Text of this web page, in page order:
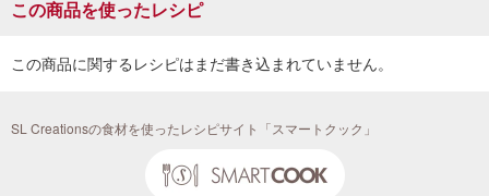
この商品を使ったレシピ
この商品に関するレシピはまだ書き込まれていません。
SL Creationsの食材を使ったレシピサイト「スマートクック」